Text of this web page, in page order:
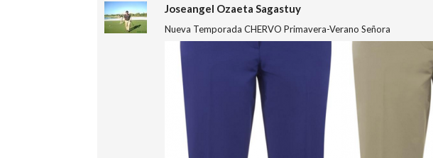
Joseangel Ozaeta Sagastuy
Nueva Temporada CHERVO Primavera-Verano Señora